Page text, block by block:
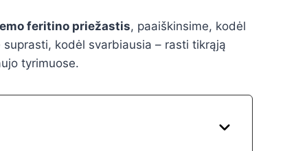
feritino priežastis, paaiškinsime, kodėl
kodėl svarbiausia – rasti tikrąją
tyrimuose.